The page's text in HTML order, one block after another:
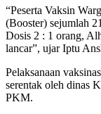
“Peserta Vaksin
(Booster) sejumlah
Dosis 2 : 1 orang,
lancar”, ujar Iptu
Pelaksanaan
serentak oleh dinas
PKM.